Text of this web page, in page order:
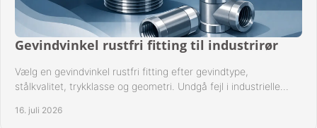
Gevindvinkel rustfri fitting til industrirør
Vælg en gevindvinkel rustfri fitting efter gevindtype,
stålkvalitet, trykklasse og geometri. Undgå fejl i industrielle
16. juli 2026